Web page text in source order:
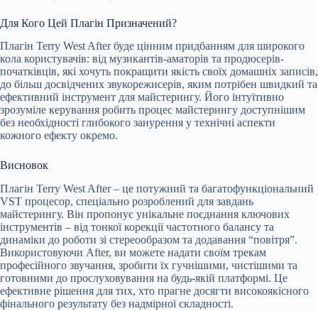
Для Кого Цей Плагін Призначений?
Плагін Terry West After буде цінним придбанням для широкого
кола користувачів: від музикантів-аматорів та продюсерів-
початківців, які хочуть покращити якість своїх домашніх записів,
до більш досвідчених звукорежисерів, яким потрібен швидкий та
ефективний інструмент для майстерингу. Його інтуїтивно
зрозуміле керування робить процес майстерингу доступнішим
без необхідності глибокого занурення у технічні аспекти
кожного ефекту окремо.
Висновок
Плагін Terry West After – це потужний та багатофункціональний
VST процесор, спеціально розроблений для завдань
майстерингу. Він пропонує унікальне поєднання ключових
інструментів – від тонкої корекції частотного балансу та
динаміки до роботи зі стереообразом та додавання “повітря”.
Використовуючи After, ви можете надати своїм трекам
професійного звучання, зробити їх гучнішими, чистішими та
готовними до прослуховування на будь-якій платформі. Це
ефективне рішення для тих, хто прагне досягти високоякісного
фінального результату без надмірної складності.